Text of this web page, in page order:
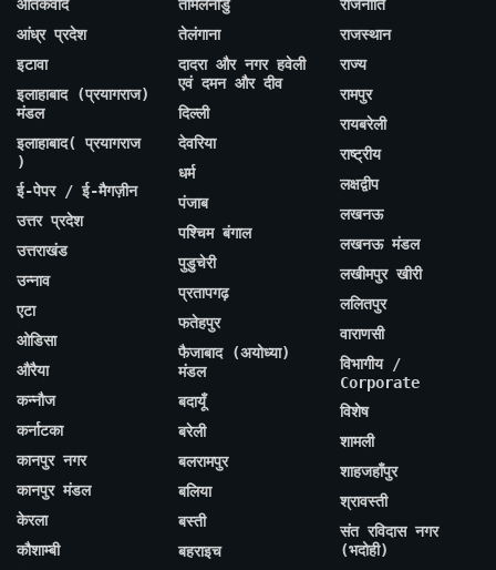
आतंकवाद
आंध्र प्रदेश
इटावा
इलाहाबाद (प्रयागराज)
मंडल
इलाहाबाद( प्रयागराज
)
ई-पेपर / ई-मैगज़ीन
उत्तर प्रदेश
उत्तराखंड
उन्नाव
एटा
ओडिसा
औरैया
कन्नौज
कर्नाटका
कानपुर नगर
कानपुर मंडल
केरला
कौशाम्बी
तमिलनाडु
तेलंगाना
दादरा और नगर हवेली
एवं दमन और दीव
दिल्ली
देवरिया
धर्म
पंजाब
पश्चिम बंगाल
पुडुचेरी
प्रतापगढ़
फतेहपुर
फैजाबाद (अयोध्या)
मंडल
बदायूँ
बरेली
बलरामपुर
बलिया
बस्ती
बहराइच
राजनीति
राजस्थान
राज्य
रामपुर
रायबरेली
राष्ट्रीय
लक्षद्वीप
लखनऊ
लखनऊ मंडल
लखीमपुर खीरी
ललितपुर
वाराणसी
विभागीय /
Corporate
विशेष
शामली
शाहजहाँपुर
श्रावस्ती
संत रविदास नगर
(भदोही)